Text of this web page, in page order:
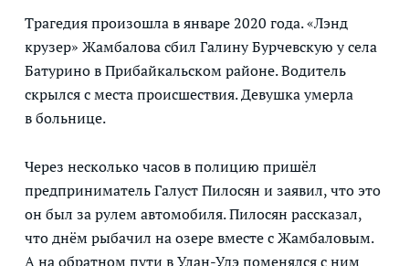
Трагедия произошла в январе 2020 года. «Лэнд
крузер» Жамбалова сбил Галину Бурчевскую у села
Батурино в Прибайкальском районе. Водитель
скрылся с места происшествия. Девушка умерла
в больнице.
Через несколько часов в полицию пришёл
предприниматель Галуст Пилосян и заявил, что это
он был за рулем автомобиля. Пилосян рассказал,
что днём рыбачил на озере вместе с Жамбаловым.
А на обратном пути в Улан-Удэ поменялся с ним